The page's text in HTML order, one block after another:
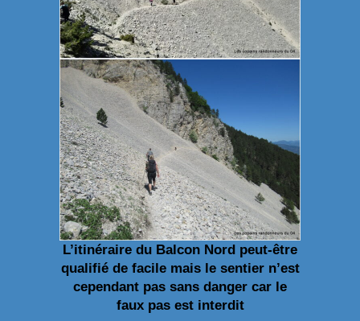
L’itinéraire du Balcon Nord peut-être
qualifié de facile mais le sentier n’est
cependant pas sans danger car le
faux pas est interdit